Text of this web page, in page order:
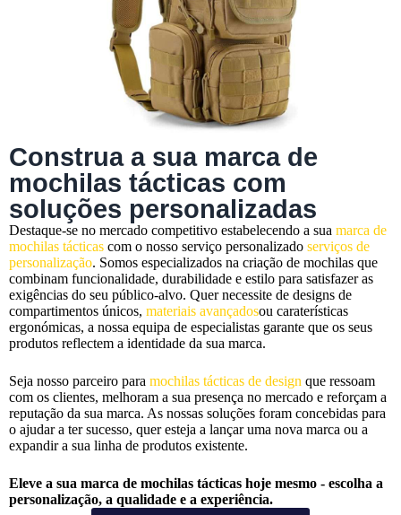
Construa a sua marca de
mochilas tácticas com
soluções personalizadas
Destaque-se no mercado competitivo estabelecendo a sua marca de
mochilas tácticas com o nosso serviço personalizado serviços de
personalização. Somos especializados na criação de mochilas que
combinam funcionalidade, durabilidade e estilo para satisfazer as
exigências do seu público-alvo. Quer necessite de designs de
compartimentos únicos, materiais avançadosou caraterísticas
ergonómicas, a nossa equipa de especialistas garante que os seus
produtos reflectem a identidade da sua marca.
Seja nosso parceiro para mochilas tácticas de design que ressoam
com os clientes, melhoram a sua presença no mercado e reforçam a
reputação da sua marca. As nossas soluções foram concebidas para
o ajudar a ter sucesso, quer esteja a lançar uma nova marca ou a
expandir a sua linha de produtos existente.
Eleve a sua marca de mochilas tácticas hoje mesmo - escolha a
personalização, a qualidade e a experiência.